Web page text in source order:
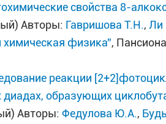
свойства 8-
Авторы: Гавришова Т.Н.,Ли
физика”,
реакции
диадах, образующих
Авторы:Федулова Ю.А.,